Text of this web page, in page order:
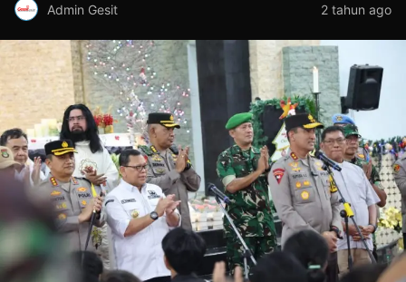
Admin Gesit 2 tahun ago